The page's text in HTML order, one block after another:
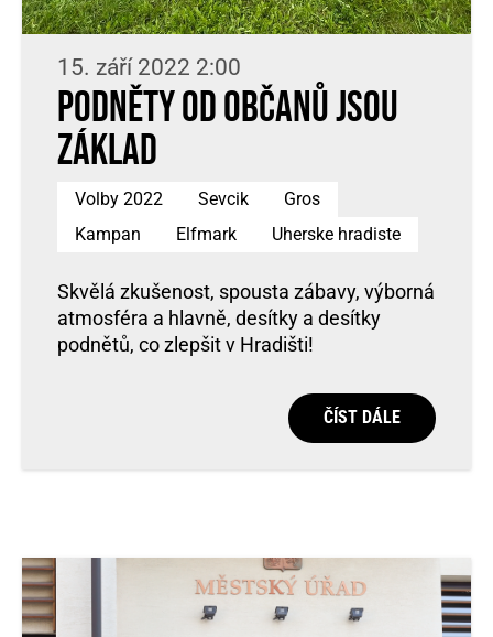
15. září 2022 2:00
Podněty od občanů jsou
základ
Volby 2022 Sevcik
Gros
Kampan
Elfmark Uherske hradiste
Skvělá zkušenost, spousta zábavy, výborná
atmosféra a hlavně, desítky a desítky
podnětů, co zlepšit v Hradišti!
ČÍST DÁLE